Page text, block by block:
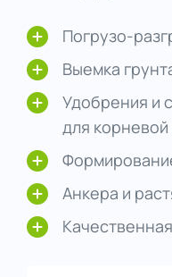
Погрузо-
Выемка
Удобрения и
для
Анкера и